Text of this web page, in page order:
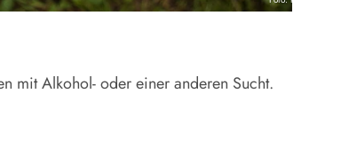
mit Alkohol- oder einer anderen Sucht.